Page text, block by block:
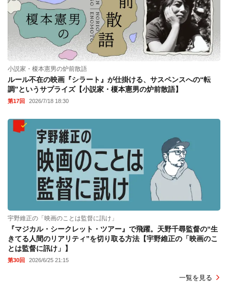
小説家・榎本憲男の炉前散語
ルール不在の映画『シラート』が仕掛ける、サスペンスへの“転
調”というサプライズ【小説家・榎本憲男の炉前散語】
第17回 2026/7/18 18:30
宇野維正の「映画のことは監督に訊け」
『マジカル・シークレット・ツアー』で飛躍。天野千尋監督の“生
きてる人間のリアリティ”を切り取る方法【宇野維正の「映画のこ
とは監督に訊け」】
第30回 2026/6/25 21:15
一覧を見る